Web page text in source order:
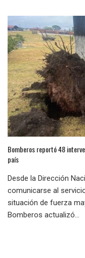
Bomberos reportó 48
país
Desde la Dirección
comunicarse al
situación de fuerza
Bomberos actualizó...